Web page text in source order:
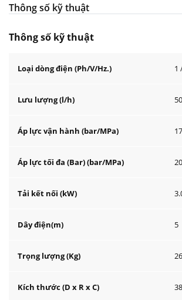
Thông số kỹ thuật
Thông số kỹ thuật
Loại dòng điện (Ph/V/Hz.) 1
Lưu lượng (l/h)
Áp lực vận hành (bar/MPa)
Áp lực tối đa (Bar) (bar/MPa)
Tải kết nối (kW)
Dây điện(m) 5
Trọng lượng (Kg) 26
Kích thước (D x R x C)